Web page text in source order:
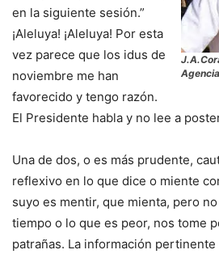
en la siguiente sesión.”
¡Aleluya! ¡Aleluya! Por esta
vez parece que los idus de
noviembre me han
favorecido y tengo razón.
El Presidente habla y no lee a
Una de dos, o es más prudente,
reflexivo en lo que dice o miente
suyo es mentir, que mienta, pero
tiempo o lo que es peor, nos tome
patrañas. La información